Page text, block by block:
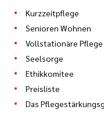
Kurzzeitpflege
Senioren Wohnen
Vollstationäre Pflege
Seelsorge
Ethikkomitee
Preisliste
Das